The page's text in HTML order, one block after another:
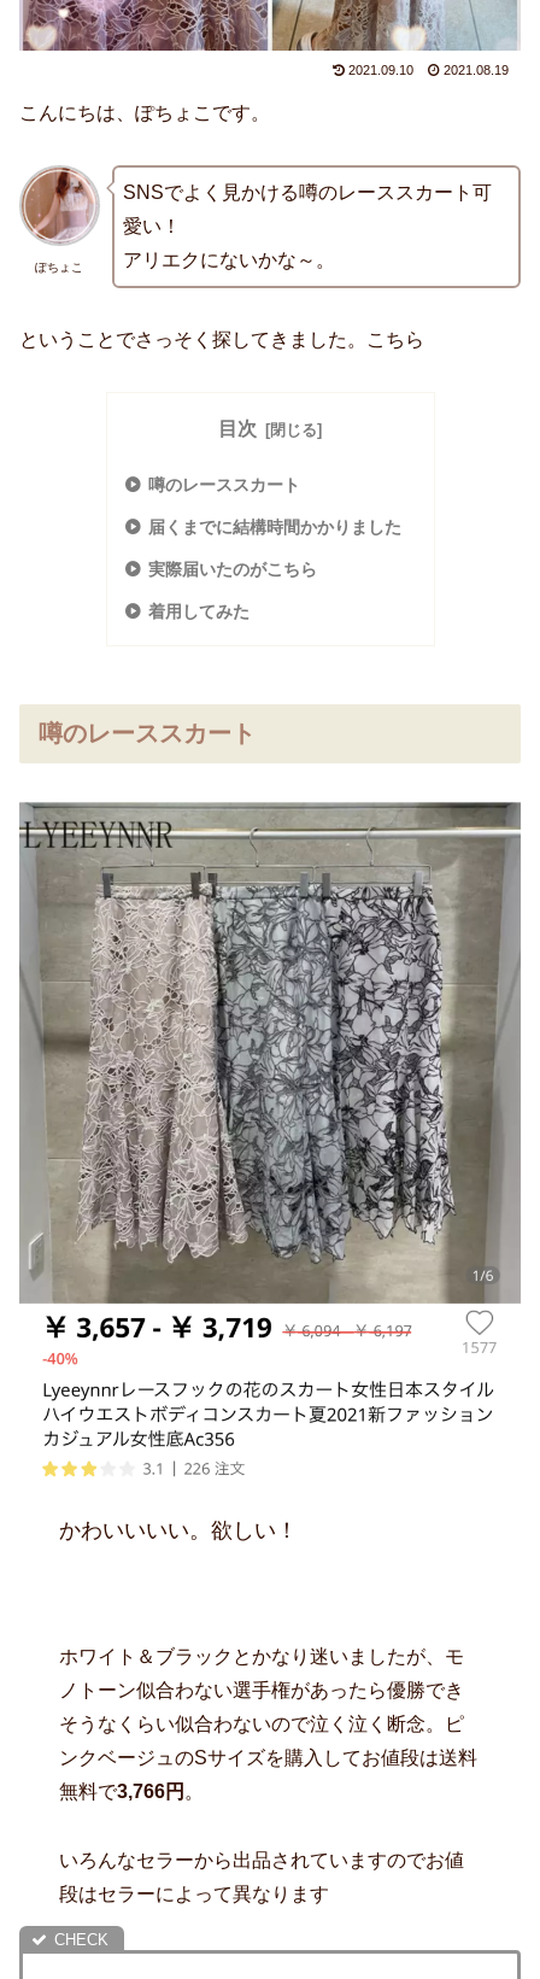
2021.09.10 2021.08.19
こんにちは、ぽちょこです。
ぽちょこ
SNSでよく見かける噂のレーススカート可
愛い！
アリエクにないかな～。
ということでさっそく探してきました。こちら
目次
噂のレーススカート
届くまでに結構時間かかりました
実際届いたのがこちら
着用してみた
噂のレーススカート
かわいいいい。欲しい！
ホワイト＆ブラックとかなり迷いましたが、モ
ノトーン似合わない選手権があったら優勝でき
そうなくらい似合わないので泣く泣く断念。ピ
ンクベージュのSサイズを購入してお値段は送料
無料で3,766円 。
いろんなセラーから出品されていますのでお値
段はセラーによって異なります